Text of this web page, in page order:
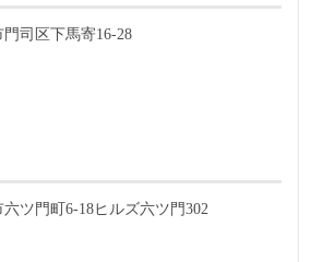
司区下馬寄16-28
ツ門町6-18ヒルズ六ツ門302